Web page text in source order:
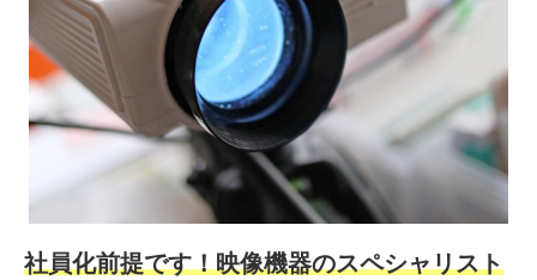
社員化前提です！映像機器のスペシャリスト